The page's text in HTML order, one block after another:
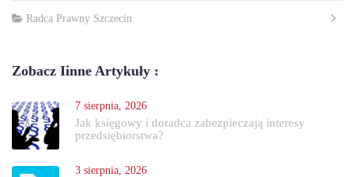
Radca Prawny Szczecin
Zobacz Iinne Artykuły :
7 sierpnia, 2026
Jak księgowy i doradca zabezpieczają interesy
przedsiębiorstwa?
3 sierpnia, 2026